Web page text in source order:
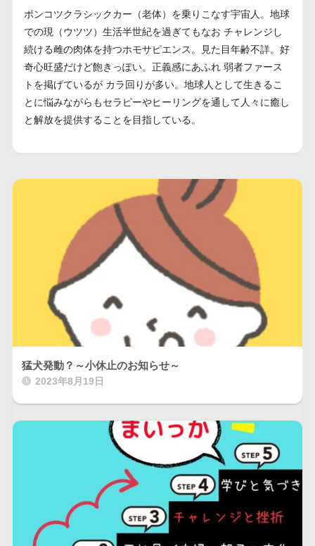
ポンコツクラシックカー（老体）を乗りこなす宇宙人。地球
での現（ウツツ）生活半世紀を過ぎてもなお チャレンジし
続ける雌の肉体を持つホモサピエンス。見た目年齢不詳。好
奇心旺盛だけど飽きっぽい。正義感にあふれ 弱者ファース
トを掲げているが カラ回りが多い。地球人として生きるこ
とに悩みながらもセラピーやヒーリングを通して人々に癒し
と解放を提供することを目指している。
猛犬発動？～小休止のお知らせ～
2023年8月19日